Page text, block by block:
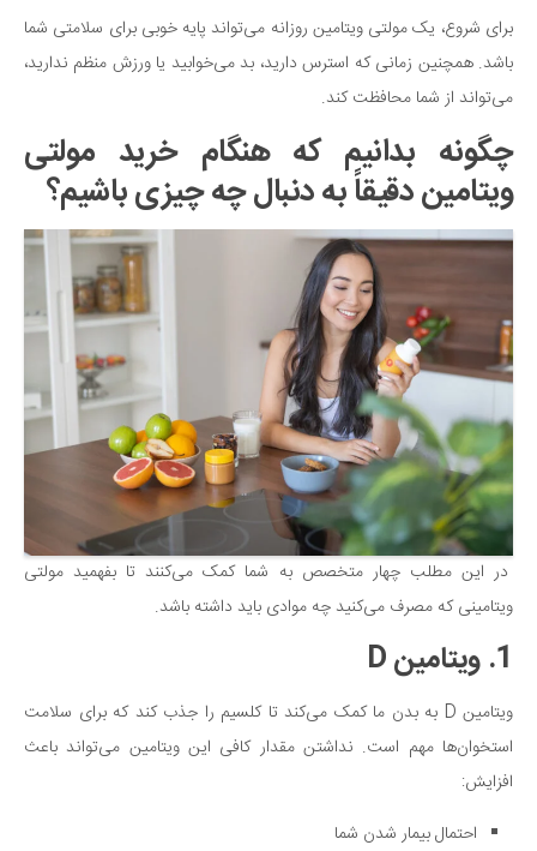
کودک و مادر
ورزش و تندرستی
روانشناسی
مراکز پزشکی و دارویی
فرهنگ و هنر
سینما و تئاتر
موسیقی
چهره‌ها
عکاسی و هنرهای تجسمی
کتاب و کتاب‌خوانی
تاریخ
معماری
علمی
فناوری‌ها
نجوم و هوا فضا
زمین و محیط زیست
خودرو
سرگرمی
دانستنی‌ها
بازی
برای شروع، یک مولتی ویتامین روزانه می‌تواند پایه خوبی برای سلامتی شما
باشد. همچنین زمانی که استرس دارید، بد می‌خوابید یا ورزش منظم ندارید،
می‌تواند از شما محافظت کند.
چگونه بدانیم که هنگام خرید مولتی
ویتامین دقیقاً به دنبال چه چیزی باشیم؟
در این مطلب چهار متخصص به شما کمک می‌کنند تا بفهمید مولتی
ویتامینی که مصرف می‌کنید چه موادی باید داشته باشد.
1. ویتامین D
ویتامین D به بدن ما کمک می‌کند تا کلسیم را جذب کند که برای سلامت
استخوان‌ها مهم است. نداشتن مقدار کافی این ویتامین می‌تواند باعث
افزایش:
احتمال بیمار شدن شما